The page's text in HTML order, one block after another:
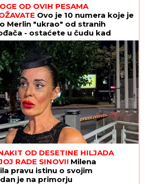
OD OVIH PESAMA
Ovo je 10 numera koje je
Merlin "ukrao" od stranih
- ostaćete u čudu kad
spisak
OD DESETINE HILJADA
RADE SINOVI! Milena
pravu istinu o svojim
je na primorju